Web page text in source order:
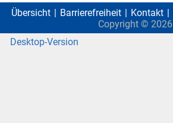
Übersicht Barrierefreiheit Kontakt
Copyright © 2026
Desktop-Version